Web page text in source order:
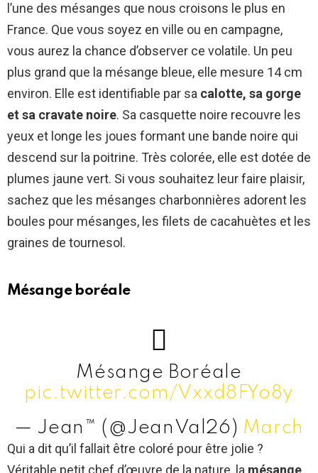
l’une des mésanges que nous croisons le plus en
France. Que vous soyez en ville ou en campagne,
vous aurez la chance d’observer ce volatile. Un peu
plus grand que la mésange bleue, elle mesure 14 cm
environ. Elle est identifiable par sa calotte, sa gorge
et sa cravate noire. Sa casquette noire recouvre les
yeux et longe les joues formant une bande noire qui
descend sur la poitrine. Très colorée, elle est dotée de
plumes jaune vert. Si vous souhaitez leur faire plaisir,
sachez que les mésanges charbonnières adorent les
boules pour mésanges, les filets de cacahuètes et les
graines de tournesol.
Mésange boréale
Mésange Boréale
pic.twitter.com/Vxxd8FYo8y
— Jean™ (@JeanVal26) March
24, 2015
Qui a dit qu’il fallait être coloré pour être jolie ?
Véritable petit chef d’œuvre de la nature, la mésange